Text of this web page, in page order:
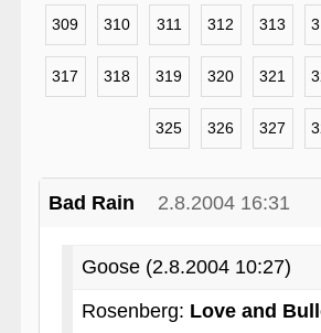
309 310 311 312 313
317 318 319 320 321
325 326 327
Bad Rain 2.8.2004 16:31
Goose (2.8.2004 10:27)
Rosenberg: Love and